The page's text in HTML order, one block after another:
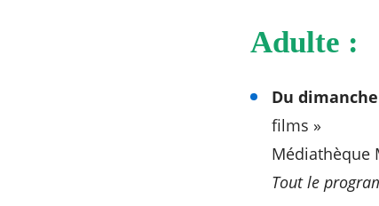
Adulte :
Du
films »
Médiathèque
Tout le